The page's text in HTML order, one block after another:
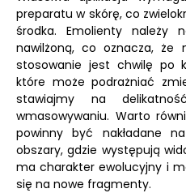
preparatu w skórę, co
środka. Emolienty należy
nawilżoną, co oznacza, że
stosowanie jest chwilę po
które może podrażniać
stawiajmy na
wmasowywaniu. Warto
powinny być nakładane
obszary, gdzie występują
ma charakter ewolucyjny i
się na nowe fragmenty.